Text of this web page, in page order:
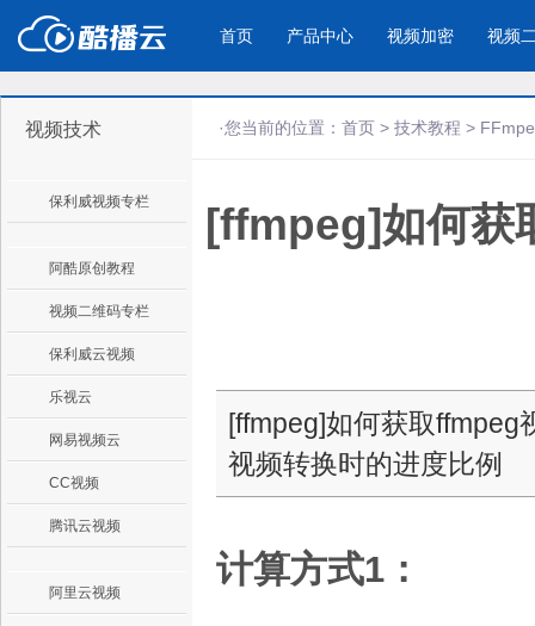
首页 产品中心
产品与新功能
视频加密防下载防录屏
教学课程全终端视频加密
防下载/防盗录/防录屏/防篡改
酷播云 | 企
免费稳定无
视频加密 视频
应用场景
企业宣传
企业视频宣传，提升企业形象
产品宣传
通过视频来展示
个人网站
为个人网站、博客论坛，添加视频
视频技术
保利威视频专栏
阿酷原创教程
视频二维码专栏
保利威云视频
乐视云
网易视频云
CC视频
腾讯云视频
阿里云视频
·您当前的位置： 首页 > 技术教程 >
[ffmpeg]如何获
[ffmpeg]如何获取ffmpeg
视频转换时的进度比例
计算方式1：